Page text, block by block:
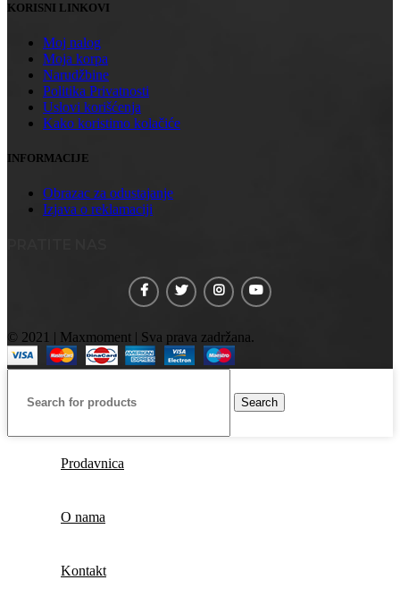
KORISNI LINKOVI
Moj nalog
Moja korpa
Narudžbine
Politika Privatnosti
Uslovi korišćenja
Kako koristimo kolačiće
INFORMACIJE
Obrazac za odustajanje
Izjava o reklamaciji
© 2021 | Maxmoment | Sva prava zadržana.
Search
Prodavnica
O nama
Kontakt